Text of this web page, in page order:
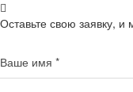
Оставьте свою заявку,